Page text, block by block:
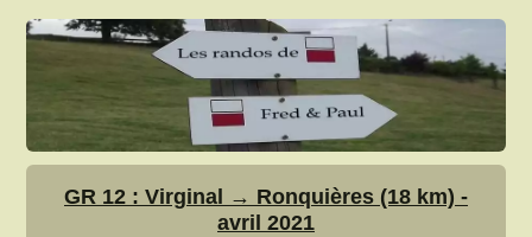
GR 12 : Virginal → Ronquières (18 km) -
avril 2021